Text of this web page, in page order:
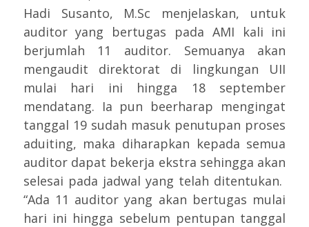
Hadi Susanto, M.Sc menjelaskan, untuk
auditor yang bertugas pada AMI kali ini
berjumlah 11 auditor. Semuanya akan
mengaudit direktorat di lingkungan UII
mulai hari ini hingga 18 september
mendatang. Ia pun beerharap mengingat
tanggal 19 sudah masuk penutupan proses
aduiting, maka diharapkan kepada semua
auditor dapat bekerja ekstra sehingga akan
selesai pada jadwal yang telah ditentukan.
“Ada 11 auditor yang akan bertugas mulai
hari ini hingga sebelum pentupan tanggal